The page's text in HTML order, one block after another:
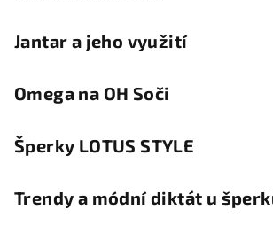
Jantar a jeho využití
Omega na OH Soči
Šperky LOTUS STYLE
Trendy a módní diktát u